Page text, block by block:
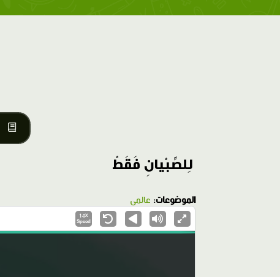
لِلصِّبْيانِ فَقَطْ
الموضوعات: عالمي
1.0X
Speed